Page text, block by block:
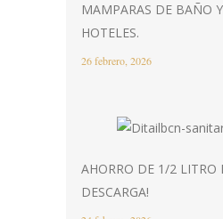
MAMPARAS DE BAÑO
HOTELES.
26 febrero, 2026
AHORRO DE 1/2 LITRO
DESCARGA!